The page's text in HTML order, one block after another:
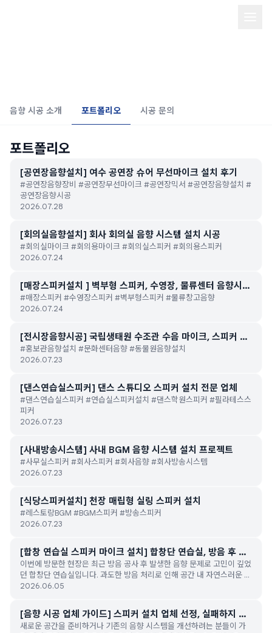
음향 시공 소개 포트폴리오 시공 문의
포트폴리오
[공연장음향설치] 여수 공연장 슈어 무선마이크 설치 후기
#공연장음향장비 #공연장무선마이크 #공연장믹서 #공연장음향설치 #
공연장음향시공
2026.07.28
[회의실음향설치] 회사 회의실 음향 시스템 설치 시공
#회의실마이크 #회의용마이크 #회의실스피커 #회의용스피커
2026.07.24
[매장스피커설치 ] 벽부형 스피커, 수영장, 물류센터 음향시스
템 스피커 무선 마이크 설치
#매장스피커 #수영장스피커 #벽부형스피커 #물류창고음향
2026.07.24
[전시장음향시공] 국립생태원 수조관 수음 마이크, 스피커 설
치
#홍보관음향설치 #문화센터음향 #동물원음향설치
2026.07.23
[댄스연습실스피커] 댄스 스튜디오 스피커 설치 전문 업체
#댄스연습실스피커 #연습실스피커설치 #댄스학원스피커 #필라테스스
피커
2026.07.23
[사내방송시스템] 사내 BGM 음향 시스템 설치 프로젝트
#사무실스피커 #회사스피커 #회사음향 #회사방송시스템
2026.07.23
[식당스피커설치] 천장 매립형 실링 스피커 설치
#레스토랑BGM #BGM스피커 #방송스피커
2026.07.23
[합창 연습실 스피커 마이크 설치] 합창단 연습실, 방음 후 사
라진 공간감을 되살리는 음향 시스템 구축
이번에 방문한 현장은 최근 방음 공사 후 발생한 음향 문제로 고민이 깊었
던 합창단 연습실입니다. 과도한 방음 처리로 인해 공간 내 자연스러운 잔
향이 모두 사라져, 연습 시 보컬의 표현력이 저하되는 상황이었습니다. 저
과 명료한 수음이 가능한 시스템을 새롭게 설계하였습니다.
2026.06.05
[음향 시공 업체 가이드] 스피커 설치 업체 선정, 실패하지 않
는 5가지 기준
새로운 공간을 준비하거나 기존의 음향 시스템을 개선하려는 분들이 가